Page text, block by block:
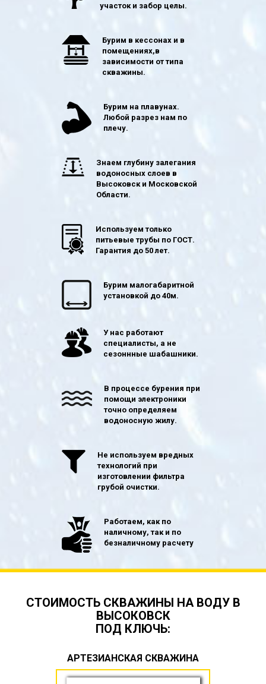
участок и забор целы.
Бурим в кессонах и в
помещениях,в
зависимости от типа
скважины.
Бурим на плавунах.
Любой разрез нам по
плечу.
Знаем глубину залегания
водоносных слоев в
Высоковск и Московской
Области.
Используем только
питьевые трубы по ГОСТ.
Гарантия до 50 лет.
Бурим малогабаритной
установкой до 40м.
У нас работают
специалисты, а не
сезоннные шабашники.
В процессе бурения при
помощи электроники
точно определяем
водоносную жилу.
Не используем вредных
технологий при
изготовлении фильтра
грубой очистки.
Работаем, как по
наличному, так и по
безналичному расчету
СТОИМОСТЬ СКВАЖИНЫ НА ВОДУ В
ВЫСОКОВСК
ПОД КЛЮЧЬ:
АРТЕЗИАНСКАЯ СКВАЖИНА